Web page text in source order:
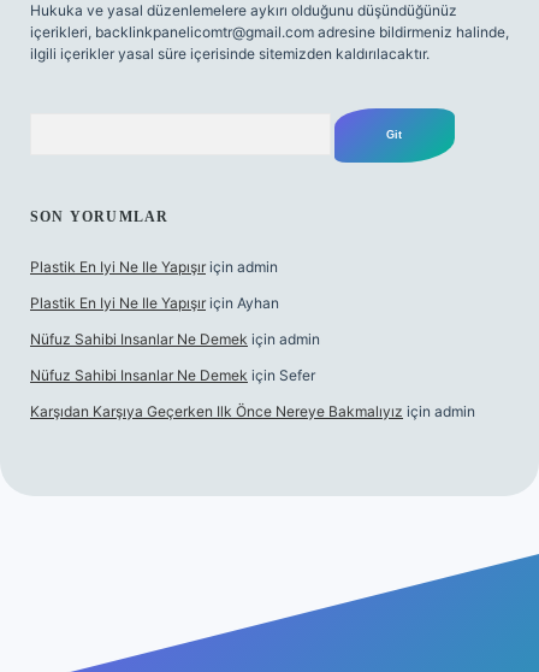
Hukuka ve yasal düzenlemelere aykırı olduğunu düşündüğünüz
içerikleri, backlinkpanelicomtr@gmail.com adresine bildirmeniz halinde,
ilgili içerikler yasal süre içerisinde sitemizden kaldırılacaktır.
SON YORUMLAR
Plastik En Iyi Ne Ile Yapışır için admin
Plastik En Iyi Ne Ile Yapışır için Ayhan
Nüfuz Sahibi Insanlar Ne Demek için admin
Nüfuz Sahibi Insanlar Ne Demek için Sefer
Karşıdan Karşıya Geçerken Ilk Önce Nereye Bakmalıyız için admin